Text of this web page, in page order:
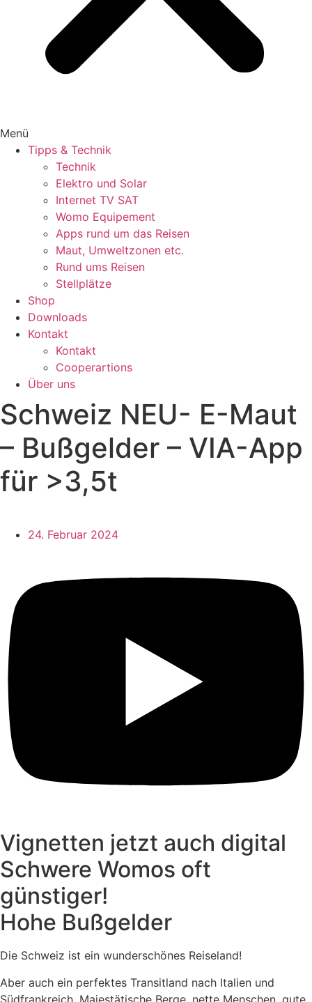
Menü
Tipps & Technik
Technik
Elektro und Solar
Internet TV SAT
Womo Equipement
Apps rund um das Reisen
Maut, Umweltzonen etc.
Rund ums Reisen
Stellplätze
Shop
Downloads
Kontakt
Kontakt
Cooperartions
Über uns
Schweiz NEU- E-Maut
– Bußgelder – VIA-App
für >3,5t
24. Februar 2024
Vignetten jetzt auch digital
Schwere Womos oft
günstiger!
Hohe Bußgelder
Die Schweiz ist ein wunderschönes Reiseland!
Aber auch ein perfektes Transitland nach Italien und
Südfrankreich. Majestätische Berge, nette Menschen, gute